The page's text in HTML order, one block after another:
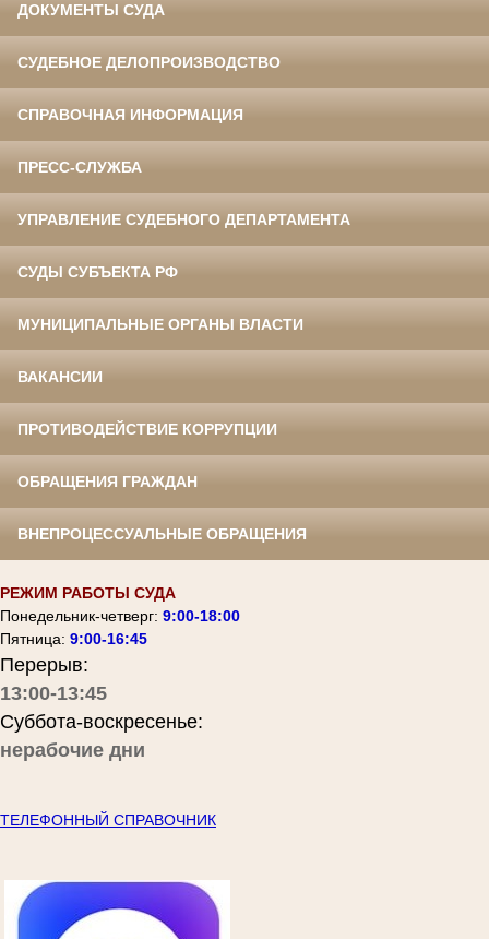
ДОКУМЕНТЫ СУДА
СУДЕБНОЕ ДЕЛОПРОИЗВОДСТВО
СПРАВОЧНАЯ ИНФОРМАЦИЯ
ПРЕСС-СЛУЖБА
УПРАВЛЕНИЕ СУДЕБНОГО ДЕПАРТАМЕНТА
СУДЫ СУБЪЕКТА РФ
МУНИЦИПАЛЬНЫЕ ОРГАНЫ ВЛАСТИ
ВАКАНСИИ
ПРОТИВОДЕЙСТВИЕ КОРРУПЦИИ
ОБРАЩЕНИЯ ГРАЖДАН
ВНЕПРОЦЕССУАЛЬНЫЕ ОБРАЩЕНИЯ
РЕЖИМ РАБОТЫ СУДА
Понедельник-четверг: 9:00-18:00
Пятница: 9:00-16:45
Перерыв:
13:00-13:45
Суббота-воскресенье:
нерабочие дни
ТЕЛЕФОННЫЙ СПРАВОЧНИК